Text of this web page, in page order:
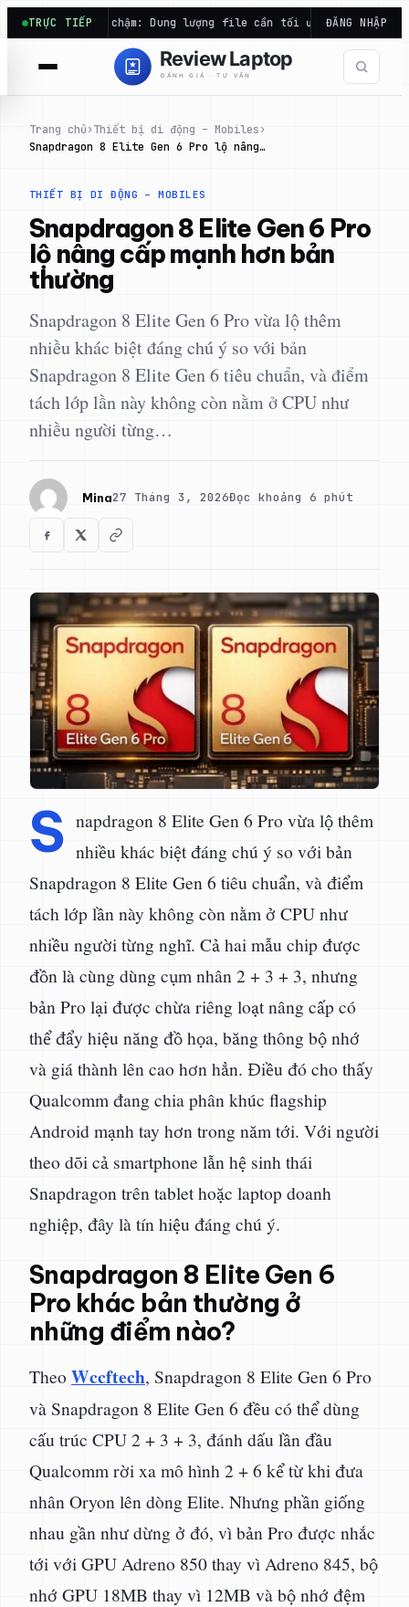
Chuyển
đến
phần
TRỰC TIẾP
chạy chậm: Dung lượng file cần tối ưu, chưa chắc thiếu…
ĐĂNG NHẬP
Trang chủ›Thiết bị di động – Mobiles›
Snapdragon 8 Elite Gen 6 Pro lộ nâng…
THIẾT BỊ DI ĐỘNG – MOBILES
Snapdragon 8 Elite Gen 6 Pro
lộ nâng cấp mạnh hơn bản
thường
Snapdragon 8 Elite Gen 6 Pro vừa lộ thêm
nhiều khác biệt đáng chú ý so với bản
Snapdragon 8 Elite Gen 6 tiêu chuẩn, và điểm
tách lớp lần này không còn nằm ở CPU như
nhiều người từng…
Mina27 Tháng 3, 2026Đọc khoảng 6 phút
S napdragon 8 Elite Gen 6 Pro vừa lộ thêm
nhiều khác biệt đáng chú ý so với bản
Snapdragon 8 Elite Gen 6 tiêu chuẩn, và điểm
tách lớp lần này không còn nằm ở CPU như
nhiều người từng nghĩ. Cả hai mẫu chip được
đồn là cùng dùng cụm nhân 2 + 3 + 3, nhưng
bản Pro lại được chừa riêng loạt nâng cấp có
thể đẩy hiệu năng đồ họa, băng thông bộ nhớ
và giá thành lên cao hơn hẳn. Điều đó cho thấy
Qualcomm đang chia phân khúc flagship
Android mạnh tay hơn trong năm tới. Với người
theo dõi cả smartphone lẫn hệ sinh thái
Snapdragon trên tablet hoặc laptop doanh
nghiệp, đây là tín hiệu đáng chú ý.
Snapdragon 8 Elite Gen 6
Pro khác bản thường ở
những điểm nào?
Theo Wccftech, Snapdragon 8 Elite Gen 6 Pro
và Snapdragon 8 Elite Gen 6 đều có thể dùng
cấu trúc CPU 2 + 3 + 3, đánh dấu lần đầu
Qualcomm rời xa mô hình 2 + 6 kể từ khi đưa
nhân Oryon lên dòng Elite. Nhưng phần giống
nhau gần như dừng ở đó, vì bản Pro được nhắc
tới với GPU Adreno 850 thay vì Adreno 845, bộ
nhớ GPU 18MB thay vì 12MB và bộ nhớ đệm